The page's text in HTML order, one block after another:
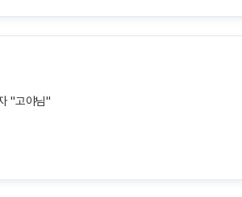
"고야님"